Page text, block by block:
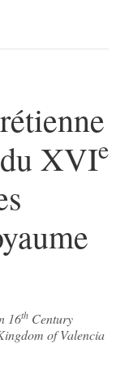
du XVIe
16th Century
of Valencia